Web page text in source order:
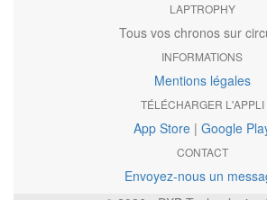
LAPTROPHY
Tous vos chronos sur
INFORMATIONS
Mentions légales
TÉLÉCHARGER L'APPLI
App Store | Google
CONTACT
Envoyez-nous un